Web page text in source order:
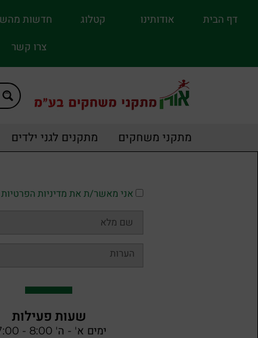
דף הבית אודותינו קטלוג חדשות
צרו קשר
מתקני משחקים מתקנים לגני ילדים
אני מאשר/ת את מדיניות הפרטיות
שעות פעילות
ימים א' - ה' 8:00 - 17:00